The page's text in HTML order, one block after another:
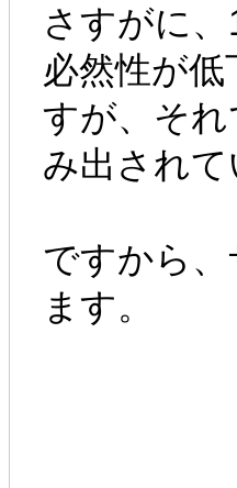
さすがに
必然性が
すが、そ
み出されて
ですから
ます。